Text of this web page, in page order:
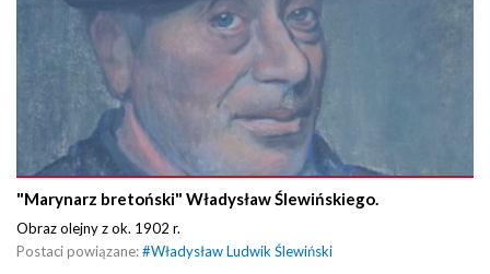
"Marynarz bretoński" Władysław Ślewińskiego.
Obraz olejny z ok. 1902 r.
Postaci powiązane:#Władysław Ludwik Ślewiński